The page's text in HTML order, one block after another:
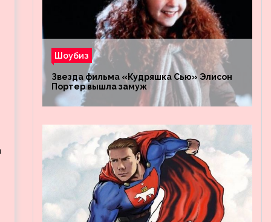
Шоубиз
Звезда фильма «Кудряшка Сью» Элисон
Портер вышла замуж